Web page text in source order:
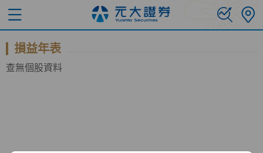
損益年表
查無個股資料